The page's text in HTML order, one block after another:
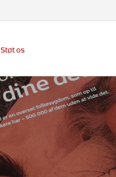
Støt os